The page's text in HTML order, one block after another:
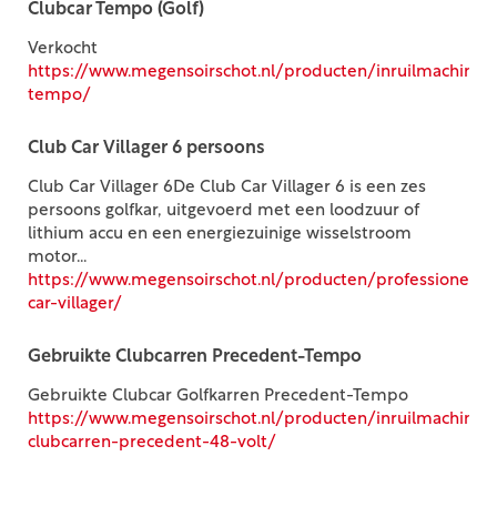
Clubcar Tempo (Golf)
Verkocht
https://www.megensoirschot.nl/producten/
tempo/
Club Car Villager 6 persoons
Club Car Villager 6De Club Car Villager 6 is een zes
persoons golfkar, uitgevoerd met een loodzuur of
lithium accu en een energiezuinige wisselstroom
motor...
https://www.megensoirschot.nl/producten/
car-villager/
Gebruikte Clubcarren Precedent-Tempo
Gebruikte Clubcar Golfkarren Precedent-Tempo
https://www.megensoirschot.nl/producten/
clubcarren-precedent-48-volt/